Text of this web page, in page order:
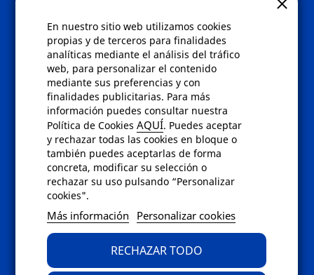
En nuestro sitio web utilizamos cookies
propias y de terceros para finalidades
analíticas mediante el análisis del tráfico
web, para personalizar el contenido
mediante sus preferencias y con
finalidades publicitarias. Para más
información puedes consultar nuestra
Política de CookiesAQUÍ. Puedes aceptar
y rechazar todas las cookies en bloque o
también puedes aceptarlas de forma
concreta, modificar su selección o
rechazar su uso pulsando “Personalizar
cookies".
Más información Personalizar cookies
RECHAZAR TODO
Políticas
Condiciones de compra
Aviso de privacidad
Cookies
Bajas comunicados comerciales
Derecho de desistimiento
Preguntas frecuentes
Contacto
Envíanos un email a
bien rellena nuestroformulario de
contacto